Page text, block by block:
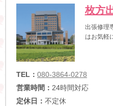
枚方
出張修理
はお気軽
TEL： 080-3864-0278
営業時間： 24時間対応
定休日： 不定休